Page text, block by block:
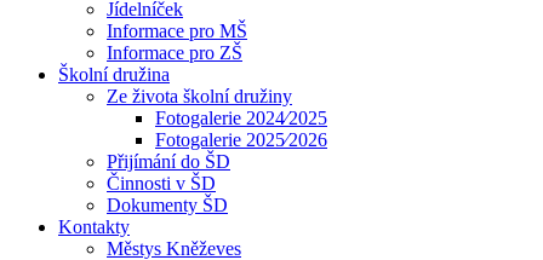
Jídelníček
Informace pro MŠ
Informace pro ZŠ
Školní družina
Ze života školní družiny
Fotogalerie 2024⁄2025
Fotogalerie 2025⁄2026
Přijímání do ŠD
Činnosti v ŠD
Dokumenty ŠD
Kontakty
Městys Kněževes